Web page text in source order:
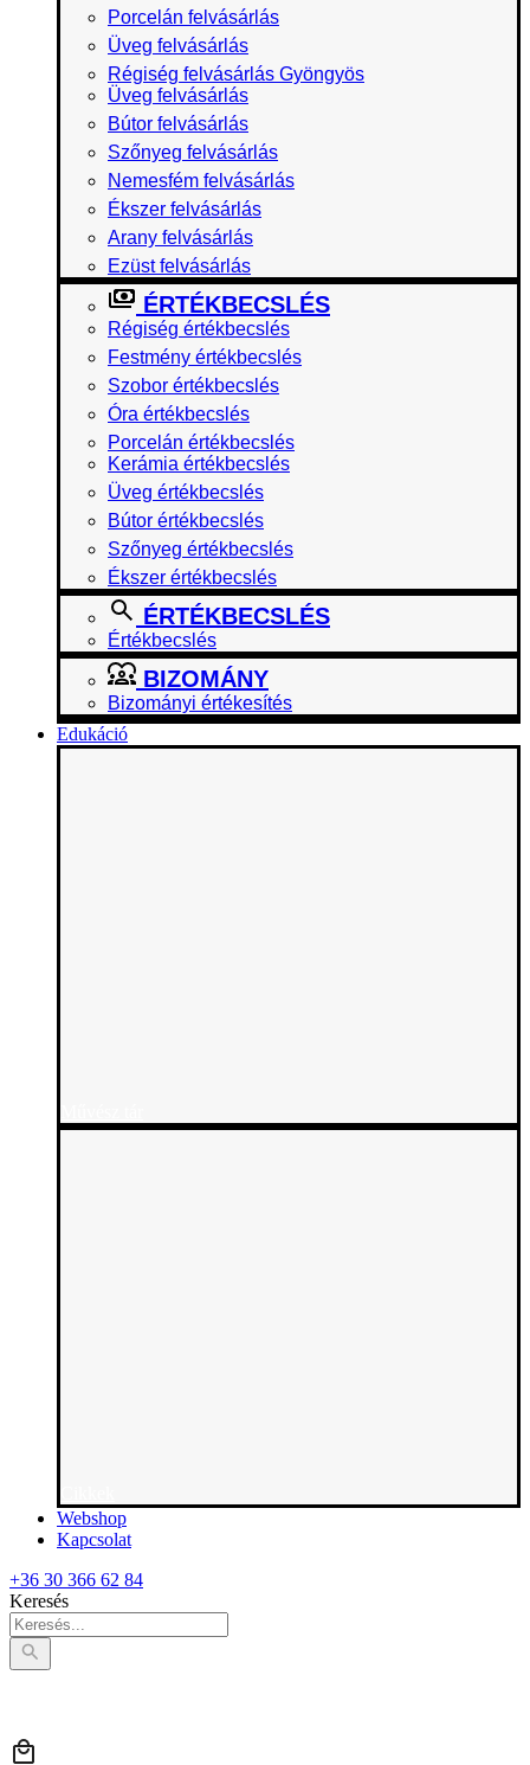
Porcelán felvásárlás
Üveg felvásárlás
Régiség felvásárlás Gyöngyös
Üveg felvásárlás
Bútor felvásárlás
Szőnyeg felvásárlás
Nemesfém felvásárlás
Ékszer felvásárlás
Arany felvásárlás
Ezüst felvásárlás
ÉRTÉKBECSLÉS
Régiség értékbecslés
Festmény értékbecslés
Szobor értékbecslés
Óra értékbecslés
Porcelán értékbecslés
Kerámia értékbecslés
Üveg értékbecslés
Bútor értékbecslés
Szőnyeg értékbecslés
Ékszer értékbecslés
ÉRTÉKBECSLÉS
Értékbecslés
BIZOMÁNY
Bizományi értékesítés
Edukáció
Webshop
Kapcsolat
+36 30 366 62 84
Keresés